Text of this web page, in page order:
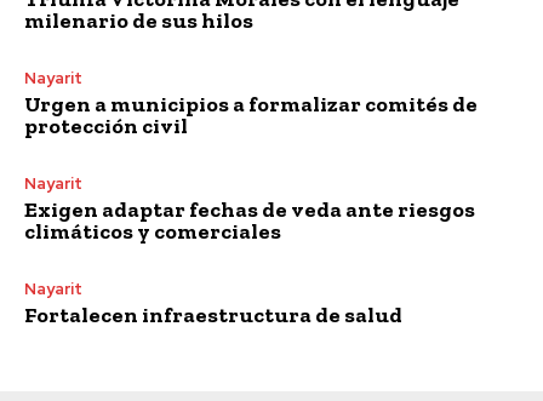
milenario de sus hilos
Nayarit
Urgen a municipios a formalizar comités de
protección civil
Nayarit
Exigen adaptar fechas de veda ante riesgos
climáticos y comerciales
Nayarit
Fortalecen infraestructura de salud